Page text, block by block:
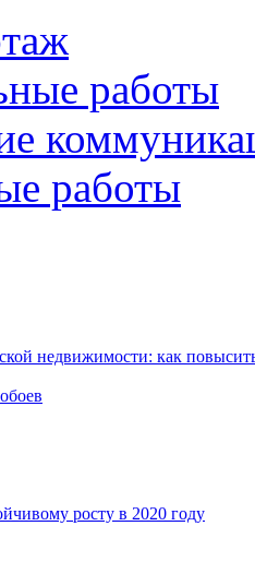
работы
работы
недвижимости: как
росту в 2020 году